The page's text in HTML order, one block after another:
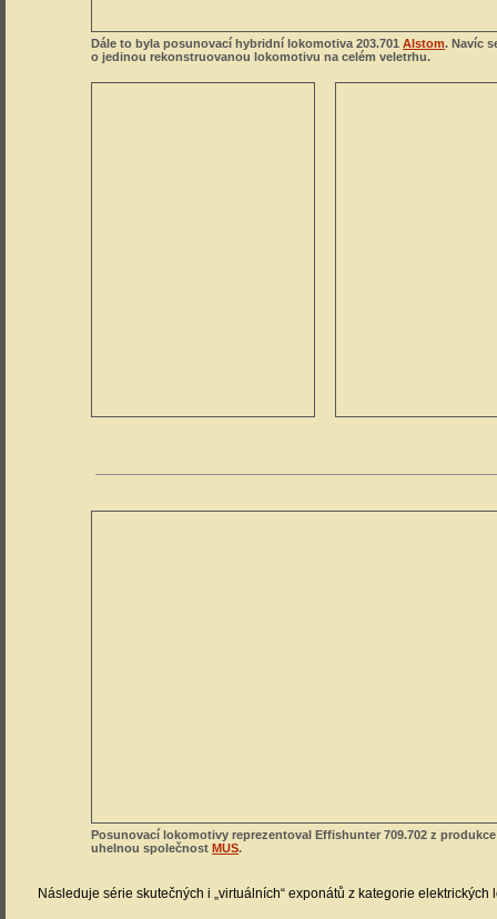
Dále to byla posunovací hybridní lokomotiva 203.701Alstom. Navíc
o jedinou rekonstruovanou lokomotivu na celém veletrhu.
Posunovací lokomotivy reprezentoval Effishunter 709.702 z
uhelnou společnostMUS.
Následuje série skutečných i „virtuálních“ exponátů z kategorie elektrických